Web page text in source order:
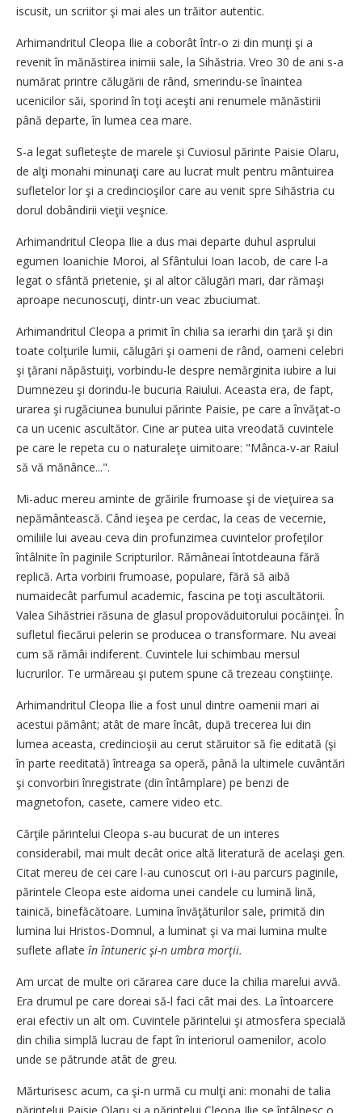
iscusit, un scriitor şi mai ales un trăitor autentic.
Arhimandritul Cleopa Ilie a coborât într-o zi din munţi şi a
revenit în mănăstirea inimii sale, la Sihăstria. Vreo 30 de ani s-a
numărat printre călugării de rând, smerindu-se înaintea
ucenicilor săi, sporind în toţi aceşti ani renumele mănăstirii
până departe, în lumea cea mare.
S-a legat sufleteşte de marele şi Cuviosul părinte Paisie Olaru,
de alţi monahi minunaţi care au lucrat mult pentru mântuirea
sufletelor lor şi a credincioşilor care au venit spre Sihăstria cu
dorul dobândirii vieţii veşnice.
Arhimandritul Cleopa Ilie a dus mai departe duhul asprului
egumen Ioanichie Moroi, al Sfântului Ioan Iacob, de care l-a
legat o sfântă prietenie, şi al altor călugări mari, dar rămaşi
aproape necunoscuţi, dintr-un veac zbuciumat.
Arhimandritul Cleopa a primit în chilia sa ierarhi din ţară şi din
toate colţurile lumii, călugări şi oameni de rând, oameni celebri
şi ţărani năpăstuiţi, vorbindu-le despre nemărginita iubire a lui
Dumnezeu şi dorindu-le bucuria Raiului. Aceasta era, de fapt,
urarea şi rugăciunea bunului părinte Paisie, pe care a învăţat-o
ca un ucenic ascultător. Cine ar putea uita vreodată cuvintele
pe care le repeta cu o naturaleţe uimitoare: "Mânca-v-ar Raiul
să vă mănânce...".
Mi-aduc mereu aminte de grăirile frumoase şi de vieţuirea sa
nepământească. Când ieşea pe cerdac, la ceas de vecernie,
omiliile lui aveau ceva din profunzimea cuvintelor profeţilor
întâlnite în paginile Scripturilor. Rămâneai întotdeauna fără
replică. Arta vorbirii frumoase, populare, fără să aibă
numaidecât parfumul academic, fascina pe toţi ascultătorii.
Valea Sihăstriei răsuna de glasul propovăduitorului pocăinţei. În
sufletul fiecărui pelerin se producea o transformare. Nu aveai
cum să rămâi indiferent. Cuvintele lui schimbau mersul
lucrurilor. Te urmăreau şi putem spune că trezeau conştiinţe.
Arhimandritul Cleopa Ilie a fost unul dintre oamenii mari ai
acestui pământ; atât de mare încât, după trecerea lui din
lumea aceasta, credincioşii au cerut stăruitor să fie editată (şi
în parte reeditată) întreaga sa operă, până la ultimele cuvântări
şi convorbiri înregistrate (din întâmplare) pe benzi de
magnetofon, casete, camere video etc.
Cărţile părintelui Cleopa s-au bucurat de un interes
considerabil, mai mult decât orice altă literatură de acelaşi gen.
Citat mereu de cei care l-au cunoscut ori i-au parcurs paginile,
părintele Cleopa este aidoma unei candele cu lumină lină,
tainică, binefăcătoare. Lumina învăţăturilor sale, primită din
lumina lui Hristos-Domnul, a luminat şi va mai lumina multe
suflete aflate în întuneric şi-n umbra morţii.
Am urcat de multe ori cărarea care duce la chilia marelui avvă.
Era drumul pe care doreai să-l faci cât mai des. La întoarcere
erai efectiv un alt om. Cuvintele părintelui şi atmosfera specială
din chilia simplă lucrau de fapt în interiorul oamenilor, acolo
unde se pătrunde atât de greu.
Mărturisesc acum, ca şi-n urmă cu mulţi ani: monahi de talia